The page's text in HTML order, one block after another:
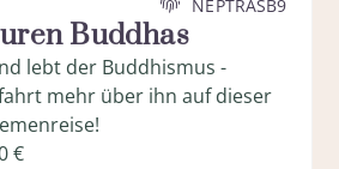
NEPTRASB9
Buddhas
lebt der Buddhismus -
mehr über ihn auf dieser
€